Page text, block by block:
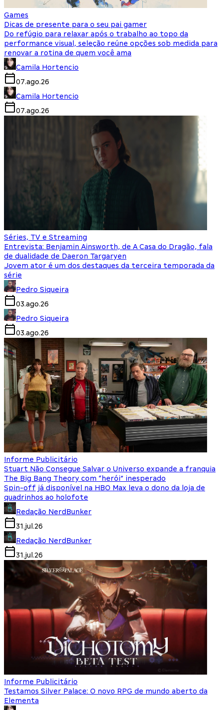
Games
Dicas de presente para o seu pai gamer
Do refúgio para relaxar após o trabalho ao topo da
performance visual, seleção reúne opções sob medida para
renovar a rotina de quem você ama
Camila Hortencio
07.ago.26
Camila Hortencio
07.ago.26
Séries, TV e Streaming
Entrevista: Benjamin Ainsworth, de A Casa do Dragão, fala
de dualidade de Daeron Targaryen
Jovem ator é um dos destaques da terceira temporada da
série
Pedro Siqueira
03.ago.26
Pedro Siqueira
03.ago.26
Informe Publicitário
Stuart Não Consegue Salvar o Universo expande a franquia
The Big Bang Theory com “herói” inesperado
Spin-off já disponível na HBO Max leva o dono da loja de
quadrinhos ao holofote
Redação NerdBunker
31.jul.26
Redação NerdBunker
31.jul.26
Informe Publicitário
Testamos Silver Palace: O novo RPG de mundo aberto da
Elementa